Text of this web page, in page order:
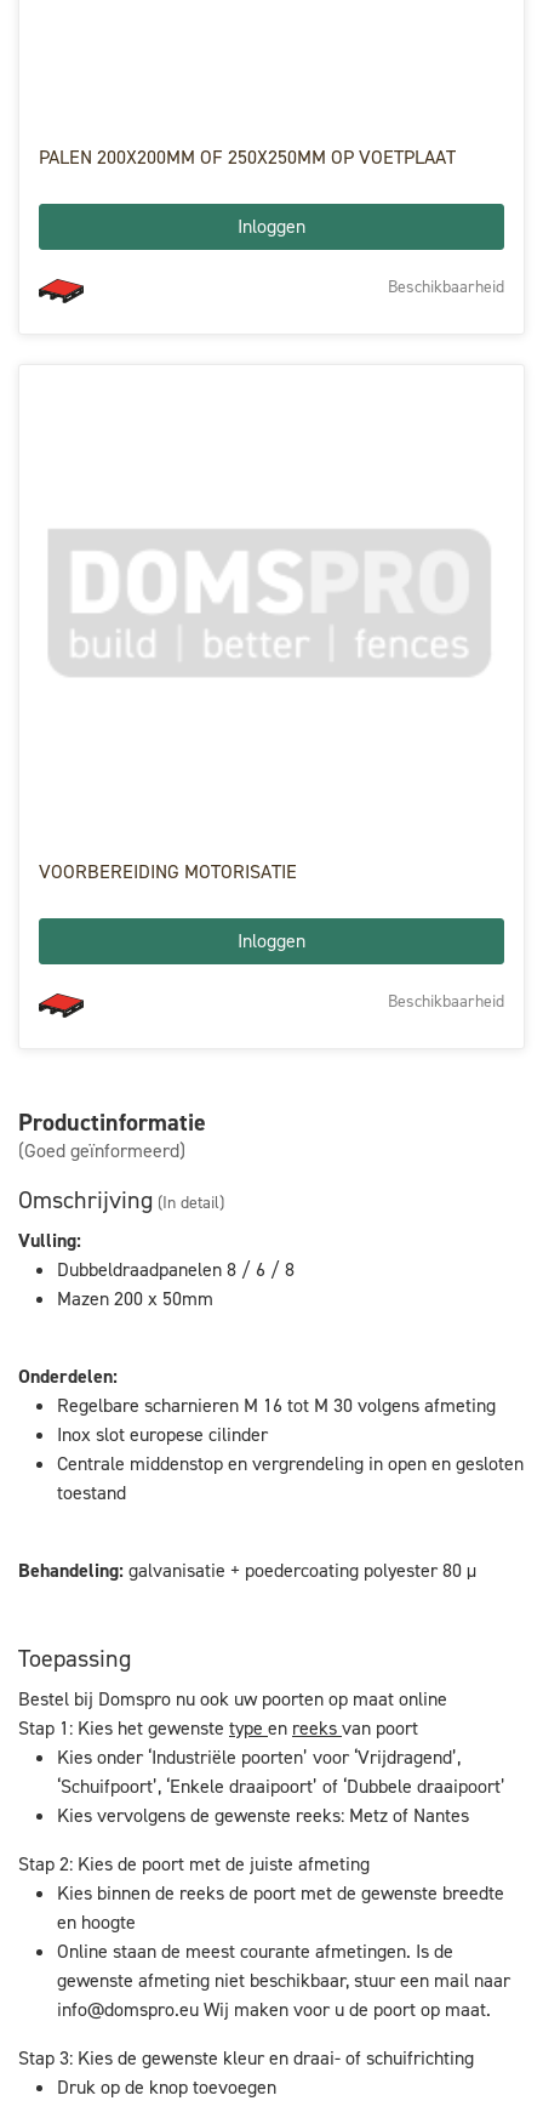
PALEN 200X200MM OF 250X250MM OP VOETPLAAT
Inloggen
Beschikbaarheid
VOORBEREIDING MOTORISATIE
Inloggen
Beschikbaarheid
Productinformatie
(Goed geïnformeerd)
Omschrijving (In detail)
Vulling:
Dubbeldraadpanelen 8 / 6 / 8
Mazen 200 x 50mm
Onderdelen:
Regelbare scharnieren M 16 tot M 30 volgens afmeting
Inox slot europese cilinder
Centrale middenstop en vergrendeling in open en gesloten
toestand
Behandeling:galvanisatie + poedercoating polyester 80 µ
Toepassing
Bestel bij Domspro nu ook uw poorten op maat online
Stap 1: Kies het gewenste type en reeksvan poort
Kies onder ‘Industriële poorten’ voor ‘Vrijdragend’,
‘Schuifpoort’, ‘Enkele draaipoort’ of ‘Dubbele draaipoort’
Kies vervolgens de gewenste reeks: Metz of Nantes
Stap 2: Kies de poort met de juiste afmeting
Kies binnen de reeks de poort met de gewenste breedte
en hoogte
Online staan de meest courante afmetingen. Is de
gewenste afmeting niet beschikbaar, stuur een mail naar
info@domspro.euWij maken voor u de poort op maat.
Stap 3: Kies de gewenste kleur en draai- of schuifrichting
Druk op de knop toevoegen